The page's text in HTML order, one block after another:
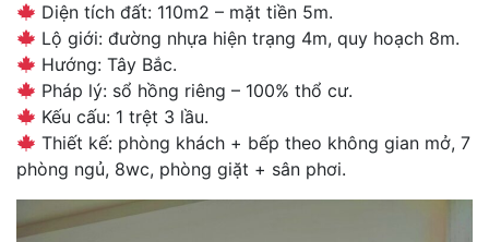
Diện tích đất: 110m2 – mặt tiền 5m.
Lộ giới: đường nhựa hiện trạng 4m, quy hoạch 8m.
Hướng: Tây Bắc.
Pháp lý: sổ hồng riêng – 100% thổ cư.
Kếu cấu: 1 trệt 3 lầu.
Thiết kế: phòng khách + bếp theo không gian mở, 7
phòng ngủ, 8wc, phòng giặt + sân phơi.